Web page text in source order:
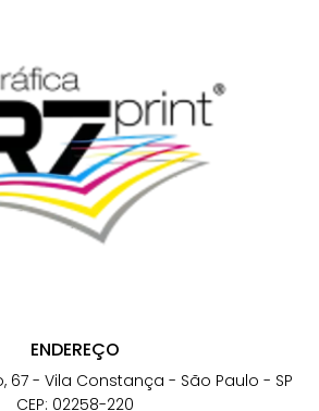
ENDEREÇO
67 - Vila Constança - São Paulo - SP
CEP: 02258-220